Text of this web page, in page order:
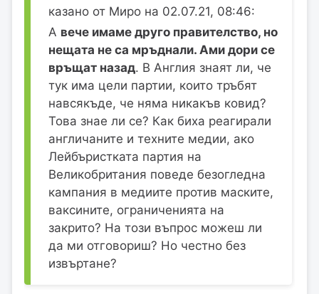
казано от Миро на 02.07.21, 08:46:
А вече имаме друго правителство, но
нещата не са мръднали. Ами дори се
връщат назад. В Англия знаят ли, че
тук има цели партии, които тръбят
навсякъде, че няма никакъв ковид?
Това знае ли се? Как биха реагирали
англичаните и техните медии, ако
Лейбъристката партия на
Великобритания поведе безогледна
кампания в медиите против маските,
ваксините, ограниченията на
закрито? На този въпрос можеш ли
да ми отговориш? Но честно без
извъртане?